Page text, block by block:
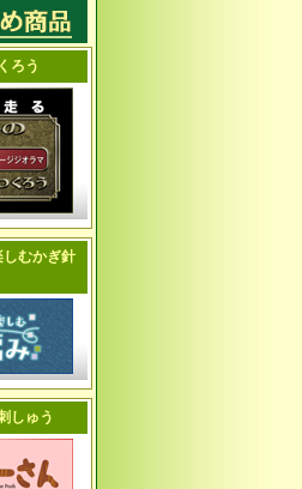
ろう
むかぎ針
しゅう